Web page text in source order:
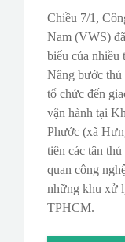
Chiều 7/1,
Nam (VWS)
biểu của nhiều
Nâng bước thủ
tổ chức đến
vận hành tại
Phước (xã
tiên các tân
quan công
những khu xử
TPHCM.